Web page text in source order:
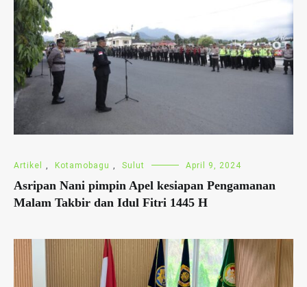
Artikel , Kotamobagu , Sulut April 9, 2024
Asripan Nani pimpin Apel kesiapan Pengamanan
Malam Takbir dan Idul Fitri 1445 H